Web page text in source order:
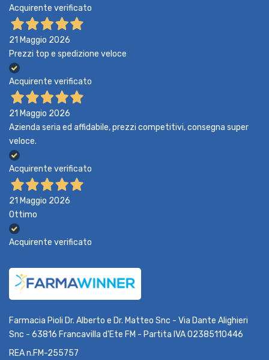
Acquirente verificato
21 Maggio 2026
Prezzi top e spedizione veloce
Acquirente verificato
21 Maggio 2026
Azienda seria ed affidabile, prezzi competitivi, consegna super
veloce.
Acquirente verificato
21 Maggio 2026
Ottimo
Acquirente verificato
Farmacia Pioli Dr. Alberto e Dr. Matteo Snc - Via Dante Alighieri
Snc - 63816 Francavilla d'Ete FM - Partita IVA 02385110446
REA n.FM-255757